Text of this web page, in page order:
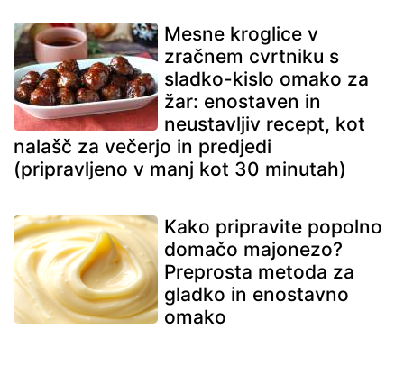
Mesne kroglice v
zračnem cvrtniku s
sladko-kislo omako za
žar: enostaven in
neustavljiv recept, kot
nalašč za večerjo in predjedi
(pripravljeno v manj kot 30 minutah)
Kako pripravite popolno
domačo majonezo?
Preprosta metoda za
gladko in enostavno
omako